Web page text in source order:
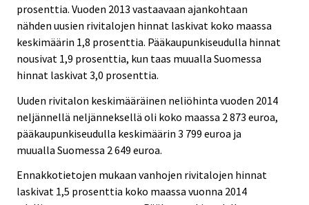
prosenttia. Vuoden 2013 vastaavaan ajankohtaan
nähden uusien rivitalojen hinnat laskivat koko maassa
keskimäärin 1,8 prosenttia. Pääkaupunkiseudulla hinnat
nousivat 1,9 prosenttia, kun taas muualla Suomessa
hinnat laskivat 3,0 prosenttia.
Uuden rivitalon keskimääräinen neliöhinta vuoden 2014
neljännellä neljänneksellä oli koko maassa 2 873 euroa,
pääkaupunkiseudulla keskimäärin 3 799 euroa ja
muualla Suomessa 2 649 euroa.
Ennakkotietojen mukaan vanhojen rivitalojen hinnat
laskivat 1,5 prosenttia koko maassa vuonna 2014